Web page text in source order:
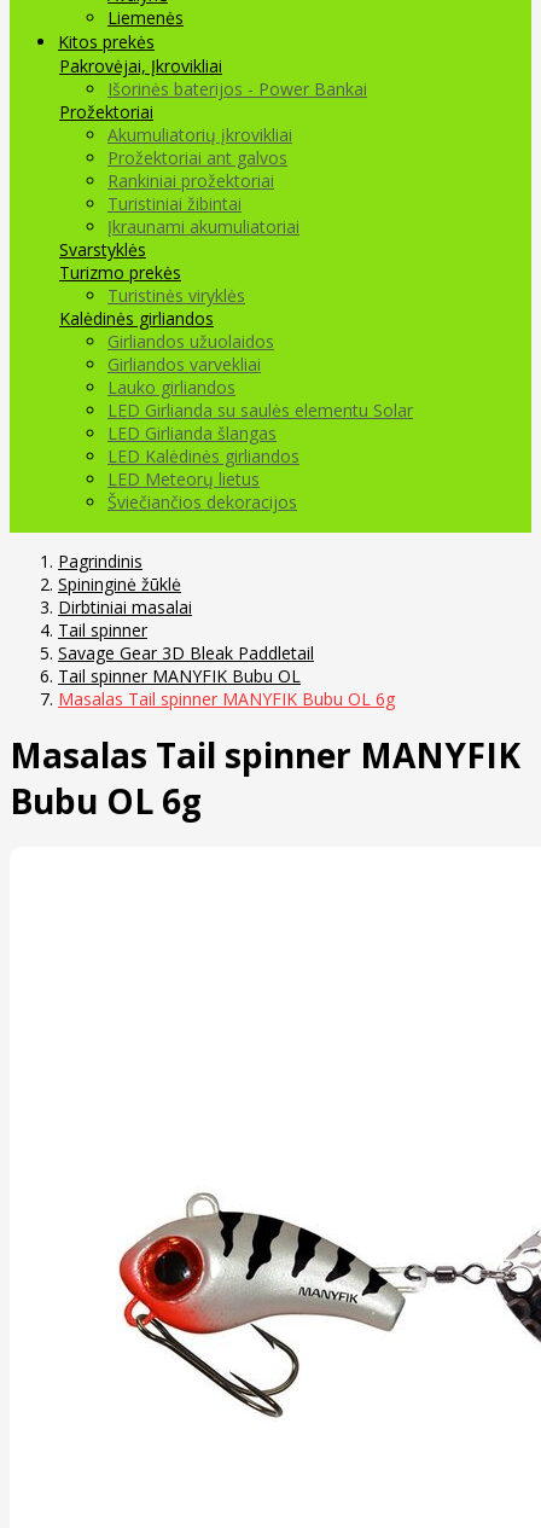
Liemenės
Kitos prekės
Pakrovėjai, Įkrovikliai
Išorinės baterijos - Power Bankai
Prožektoriai
Akumuliatorių įkrovikliai
Prožektoriai ant galvos
Rankiniai prožektoriai
Turistiniai žibintai
Įkraunami akumuliatoriai
Svarstyklės
Turizmo prekės
Turistinės viryklės
Kalėdinės girliandos
Girliandos užuolaidos
Girliandos varvekliai
Lauko girliandos
LED Girlianda su saulės elementu Solar
LED Girlianda šlangas
LED Kalėdinės girliandos
LED Meteorų lietus
Šviečiančios dekoracijos
Pagrindinis
Spininginė žūklė
Dirbtiniai masalai
Tail spinner
Savage Gear 3D Bleak Paddletail
Tail spinner MANYFIK Bubu OL
Masalas Tail spinner MANYFIK Bubu OL 6g
Masalas Tail spinner MANYFIK
Bubu OL 6g